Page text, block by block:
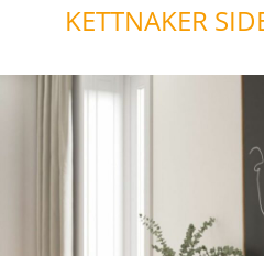
KETTNAKER